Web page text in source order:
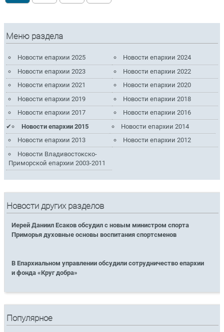
Меню раздела
Новости епархии 2025
Новости епархии 2024
Новости епархии 2023
Новости епархии 2022
Новости епархии 2021
Новости епархии 2020
Новости епархии 2019
Новости епархии 2018
Новости епархии 2017
Новости епархии 2016
Новости епархии 2015
Новости епархии 2014
Новости епархии 2013
Новости епархии 2012
Новости Владивостокско-
Приморской епархии 2003-2011
Новости других разделов
Иерей Даниил Есаков обсудил с новым министром спорта
Приморья духовные основы воспитания спортсменов
В Епархиальном управлении обсудили сотрудничество епархии
и фонда «Круг добра»
Популярное